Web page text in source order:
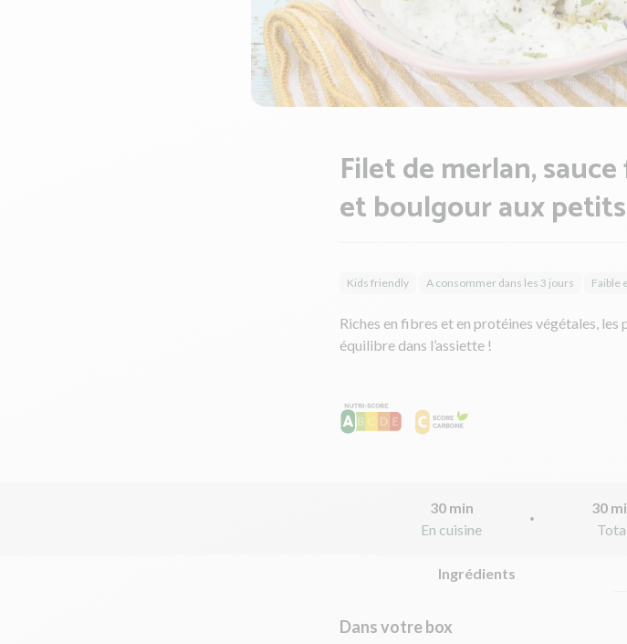
Filet de merlan,
et boulgour aux
Kids friendly A consommer dans les 3 jours Faible
Riches en fibres et en protéines végétales,
équilibre dans l’assiette !
30 min
En cuisine
30
Ingrédients
Dans votre box